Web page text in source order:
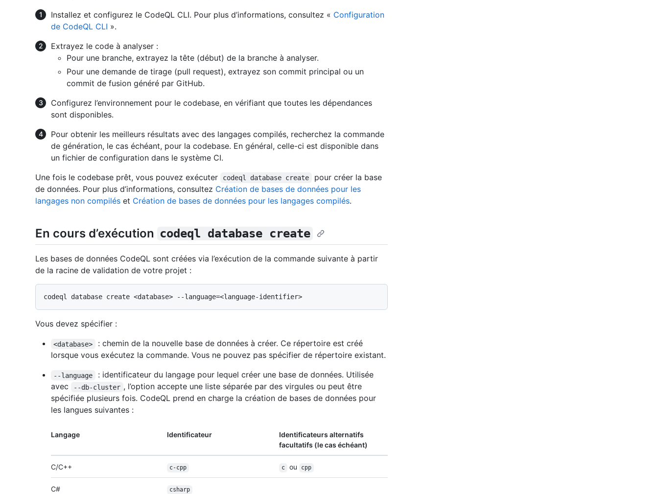
Installez et configurez le CodeQL CLI. Pour plus d’informations, consultez « Configuration
de CodeQL CLI ».
Extrayez le code à analyser :
Pour une branche, extrayez la tête (début) de la branche à analyser.
Pour une demande de tirage (pull request), extrayez son commit principal ou un
commit de fusion généré par GitHub.
Configurez l’environnement pour le codebase, en vérifiant que toutes les dépendances
sont disponibles.
Pour obtenir les meilleurs résultats avec des langages compilés, recherchez la commande
de génération, le cas échéant, pour la codebase. En général, celle-ci est disponible dans
un fichier de configuration dans le système CI.
Une fois le codebase prêt, vous pouvez exécuter
codeql database create
pour créer la base
de données. Pour plus d’informations, consultez Création de bases de données pour les
langages non compilés et Création de bases de données pour les langages compilés.
En cours d’exécution codeql database create
Les bases de données CodeQL sont créées via l’exécution de la commande suivante à partir
de la racine de validation de votre projet :
Vous devez spécifier :
<database>
: chemin de la nouvelle base de données à créer. Ce répertoire est créé
lorsque vous exécutez la commande. Vous ne pouvez pas spécifier de répertoire existant.
--language
: identificateur du langage pour lequel créer une base de données. Utilisée
avec
--db-cluster , l’option accepte une liste séparée par des virgules ou peut être
spécifiée plusieurs fois. CodeQL prend en charge la création de bases de données pour
les langues suivantes :
Langage Identificateur
Identificateurs alternatifs
facultatifs (le cas échéant)
C/C++ c-cpp c ou cpp
C# csharp